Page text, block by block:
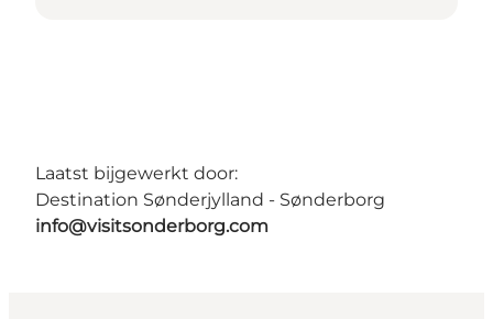
Laatst bijgewerkt door:
Destination Sønderjylland - Sønderborg
info@visitsonderborg.com